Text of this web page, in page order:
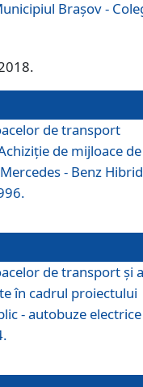
Brașov -
de transport
de mijloace de
- Benz Hibrid
de transport și a
în cadrul proiectului
- autobuze